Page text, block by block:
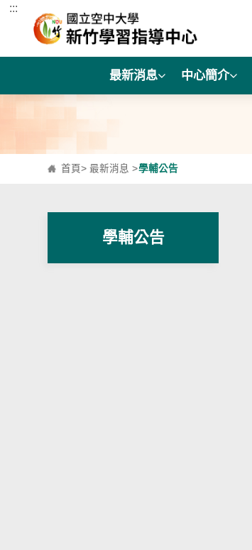
跳到主要內容區塊
:::
最新消息 中心簡介
首頁>最新消息 >學輔公告
學輔公告